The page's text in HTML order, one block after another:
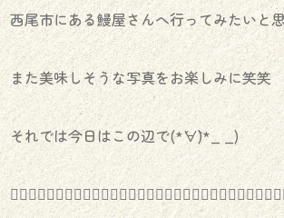
西尾市にある鰻屋さんへ行ってみたいと
また美味しそうな写真をお楽しみに笑笑
それでは今日はこの辺で(*´∀`)*_ _)